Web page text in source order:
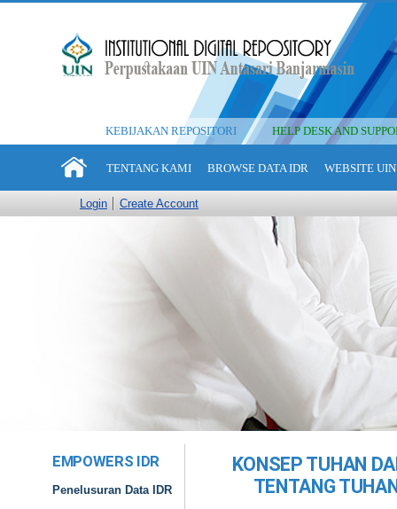
KEBIJAKAN REPOSITORI HELP DESK AND
TENTANG KAMI BROWSE DATA IDR WEBSITE
Login Create Account
EMPOWERS IDR
Penelusuran Data IDR
KONSEP TUHAN
TENTANG